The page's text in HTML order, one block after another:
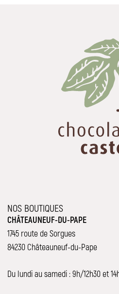
NOS BOUTIQUES
CHÂTEAUNEUF-DU-PAPE
1745 route de Sorgues
84230 Châteauneuf-du-Pape
Du lundi au samedi : 9h/12h30 et